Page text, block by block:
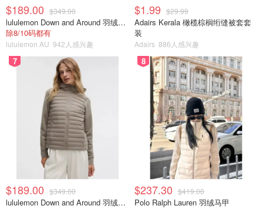
$189.00 $349.00
lululemon Down and Around 羽绒夹克
除8/10码都有
lululemon AU 942人感兴趣
$1.99 $29.99
Adairs Kerala 橄榄棕榈绗缝被套套
装
Adairs 886人感兴趣
7
$189.00 $349.00
lululemon Down and Around 羽绒夹克
8
$237.30 $419.00
Polo Ralph Lauren 羽绒马甲